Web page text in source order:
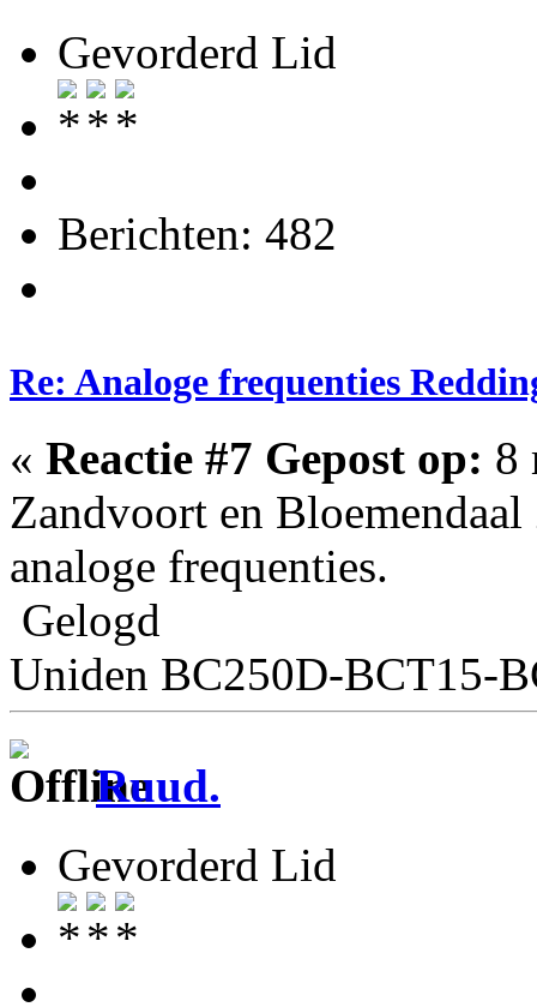
Gevorderd Lid
Berichten: 482
Re: Analoge frequenties
« Reactie #7 Gepost op: 8
Zandvoort en
analoge frequenties.
Gelogd
Uniden BC250D-BCT15-
Ruud.
Gevorderd Lid